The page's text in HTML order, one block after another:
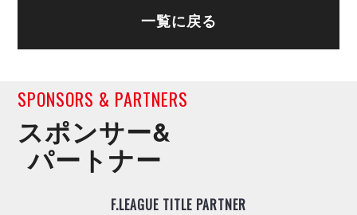
Y．S．C．C．横浜
アグレミーナ浜松
ポルセイド浜田
ミラクルスマイル新居浜
一覧に戻る
SPONSORS & PARTNERS
スポンサー&
パートナー
F.LEAGUE TITLE PARTNER